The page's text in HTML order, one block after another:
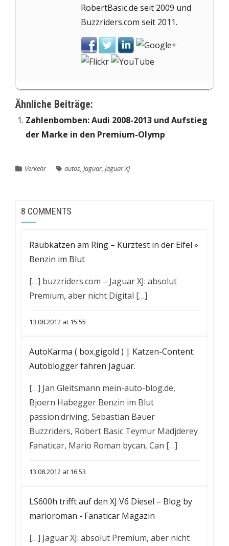
RobertBasic.de seit 2009 und
Buzzriders.com seit 2011.
Ähnliche Beiträge:
Zahlenbomben: Audi 2008-2013 und Aufstieg
der Marke in den Premium-Olymp
Verkehr autos, Jaguar, Jaguar XJ
8 COMMENTS
Raubkatzen am Ring – Kurztest in der Eifel »
Benzin im Blut
[…] buzzriders.com – Jaguar XJ: absolut
Premium, aber nicht Digital […]
13.08.2012 at 15:55
AutoKarma ( box.gigold ) | Katzen-Content:
Autoblogger fahren Jaguar.
[…] Jan Gleitsmann mein-auto-blog.de,
Bjoern Habegger Benzin im Blut
passion:driving, Sebastian Bauer
Buzzriders, Robert Basic Teymur Madjderey
Fanaticar, Mario Roman bycan, Can […]
13.08.2012 at 16:53
LS600h trifft auf den XJ V6 Diesel – Blog by
marioroman - Fanaticar Magazin
[…] Jaguar XJ: absolut Premium, aber nicht